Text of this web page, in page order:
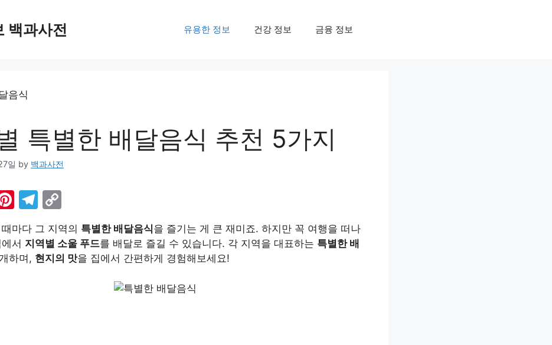
백과사전 유용한 정보 건강 정보 금융 정보
특별한 배달음식 추천 5가지
일 by 백과사전
Pi
nt
er
e
T
e
gr
o
p
y
마다 그 지역의 특별한 배달음식을 즐기는 게 큰 재미죠. 하지만 꼭 여행을 떠나
서 지역별 소울 푸드를 배달로 즐길 수 있습니다. 각 지역을 대표하는 특별한 배
하며, 현지의 맛을 집에서 간편하게 경험해보세요!